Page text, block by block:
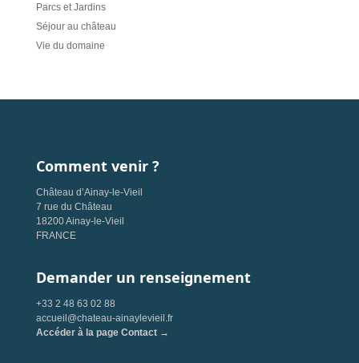
Parcs et Jardins
Séjour au château
Vie du domaine
Comment venir ?
Château d’Ainay-le-Vieil
7 rue du Château
18200 Ainay-le-Vieil
FRANCE
Demander un renseignement
+33 2 48 63 02 88
accueil@chateau-ainaylevieil.fr
Accéder à la page Contact →